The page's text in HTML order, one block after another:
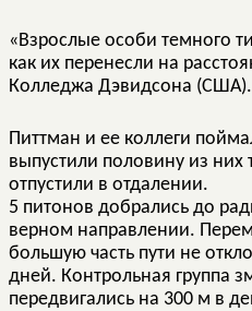
«Взрослые особи темного
как их перенесли на
Колледжа Дэвидсона (США).
Питтман и ее коллеги
выпустили половину из них
отпустили в отдалении.
5 питонов добрались до
верном направлении.
большую часть пути не
дней. Контрольная группа
передвигались на 300 м в